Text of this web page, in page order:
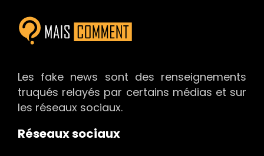
Les fake news sont des renseignements
truqués relayés par certains médias et sur
les réseaux sociaux.
Réseaux sociaux